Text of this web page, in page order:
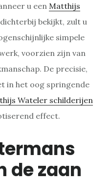
u een Matthijs
bekijkt, zult u
simpele
voorzien zijn van
De precisie,
in het oog springende
Wateler schilderijen
effect.
de zaan